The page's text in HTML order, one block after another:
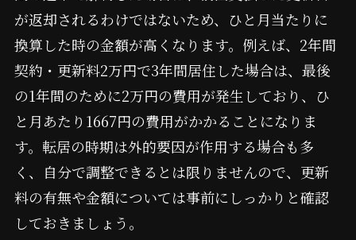
が返却されるわけではないため、ひと月当たりに
換算した時の金額が高くなります。例えば、2年間
契約・更新料2万円で3年間居住した場合は、最後
の1年間のために2万円の費用が発生しており、ひ
と月あたり1667円の費用がかかることになりま
す。転居の時期は外的要因が作用する場合も多
く、自分で調整できるとは限りませんので、更新
料の有無や金額については事前にしっかりと確認
しておきましょう。